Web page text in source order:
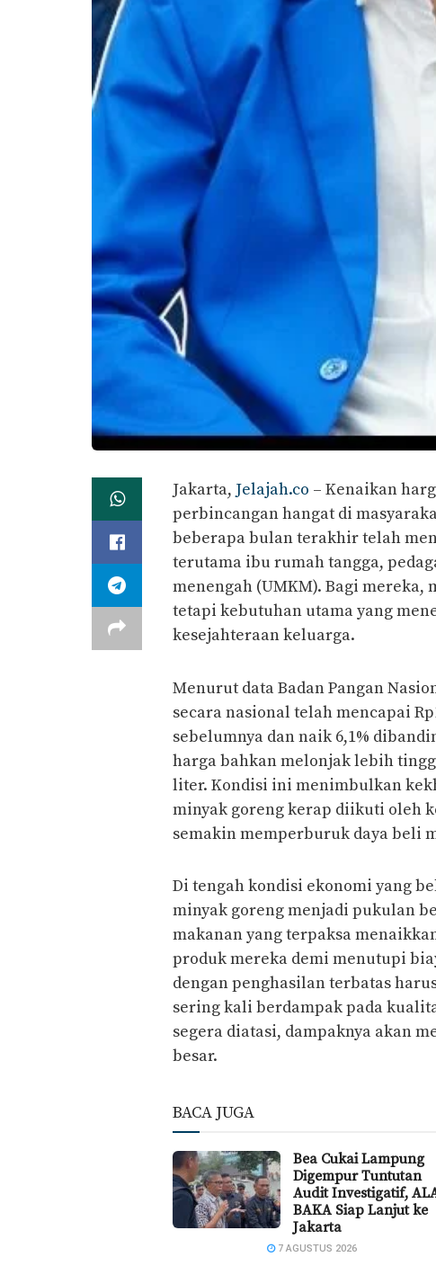
Jakarta, Jelajah.co – Kenaikan
perbincangan hangat di
beberapa bulan terakhir telah
terutama ibu rumah tangga,
menengah (UMKM). Bagi mereka,
tetapi kebutuhan utama yang
kesejahteraan keluarga.
Menurut data Badan Pangan
secara nasional telah mencapai
sebelumnya dan naik 6,1%
harga bahkan melonjak lebih
liter. Kondisi ini menimbulkan
minyak goreng kerap diikuti oleh
semakin memperburuk daya beli
Di tengah kondisi ekonomi yang
minyak goreng menjadi pukulan
makanan yang terpaksa
produk mereka demi menutupi
dengan penghasilan terbatas
sering kali berdampak pada
segera diatasi, dampaknya akan
besar.
BACA JUGA
Bea Cukai Lampung
Digempur Tuntutan
Audit Investigatif,
BAKA Siap Lanjut ke
Jakarta
7 AGUSTUS 2026